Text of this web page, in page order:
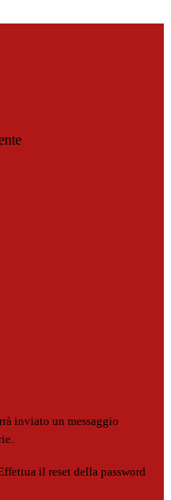
inviato un messaggio
il reset della password